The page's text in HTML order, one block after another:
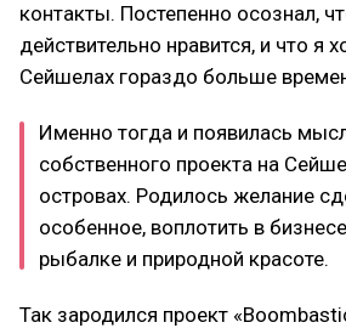
контакты. Постепенно осознал,
действительно нравится, и что я
Сейшелах гораздо больше
Именно тогда и появилась
собственного проекта на
островах. Родилось желание
особенное, воплотить в
рыбалке и природной красоте.
Так зародился проект